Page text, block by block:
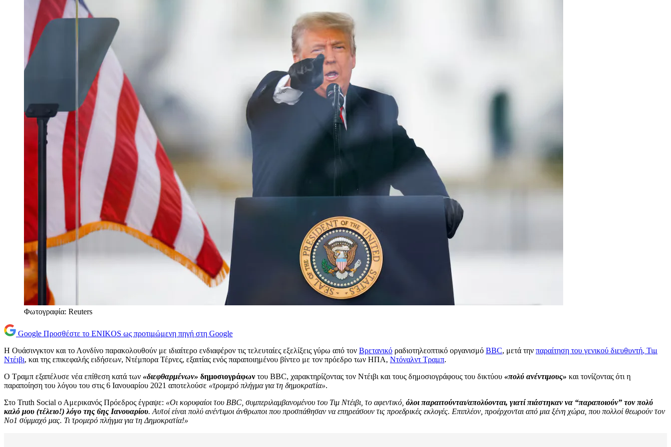
Φωτογραφία: Reuters
Google Προσθέστε το ENIKOS ως προτιμώμενη πηγή στη Google
Η Ουάσινγκτον και το Λονδίνο παρακολουθούν με ιδιαίτερο ενδιαφέρον τις τελευταίες εξελίξεις γύρω από τον Βρετανικό ραδιοτηλεοπτικό οργανισμό BBC, μετά την παραίτηση του γενικού διευθυντή, Τιμ
Ντέιβι, και της επικεφαλής ειδήσεων, Ντέμπορα Τέρνες, εξαιτίας ενός παραποιημένου βίντεο με τον πρόεδρο των ΗΠΑ, Ντόναλντ Τραμπ.
Ο Τραμπ εξαπέλυσε νέα επίθεση κατά των «διεφθαρμένων» δημοσιογράφων του BBC, χαρακτηρίζοντας τον Ντέιβι και τους δημοσιογράφους του δικτύου «πολύ ανέντιμους» και τονίζοντας ότι η
παραποίηση του λόγου του στις 6 Ιανουαρίου 2021 αποτελούσε «τρομερό πλήγμα για τη δημοκρατία».
Στο Truth Social ο Αμερικανός Πρόεδρος έγραψε: «Οι κορυφαίοι του BBC, συμπεριλαμβανομένου του Τιμ Ντέιβι, το αφεντικό, όλοι παραιτούνται/απολύονται, γιατί πιάστηκαν να “παραποιούν” τον πολύ
καλό μου (τέλειο!) λόγο της 6ης Ιανουαρίου. Αυτοί είναι πολύ ανέντιμοι άνθρωποι που προσπάθησαν να επηρεάσουν τις προεδρικές εκλογές. Επιπλέον, προέρχονται από μια ξένη χώρα, που πολλοί θεωρούν τον
Νο1 σύμμαχό μας. Τι τρομερό πλήγμα για τη Δημοκρατία!»